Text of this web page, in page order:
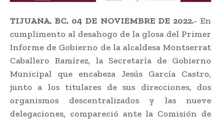
TIJUANA, BC, 04 DE NOVIEMBRE DE 2022.- En
cumplimento al desahogo de la glosa del Primer
Informe de Gobierno de la alcaldesa Montserrat
Caballero Ramírez, la Secretaría de Gobierno
Municipal que encabeza Jesús García Castro,
junto a los titulares de sus direcciones, dos
organismos descentralizados y las nueve
delegaciones, compareció ante la Comisión de